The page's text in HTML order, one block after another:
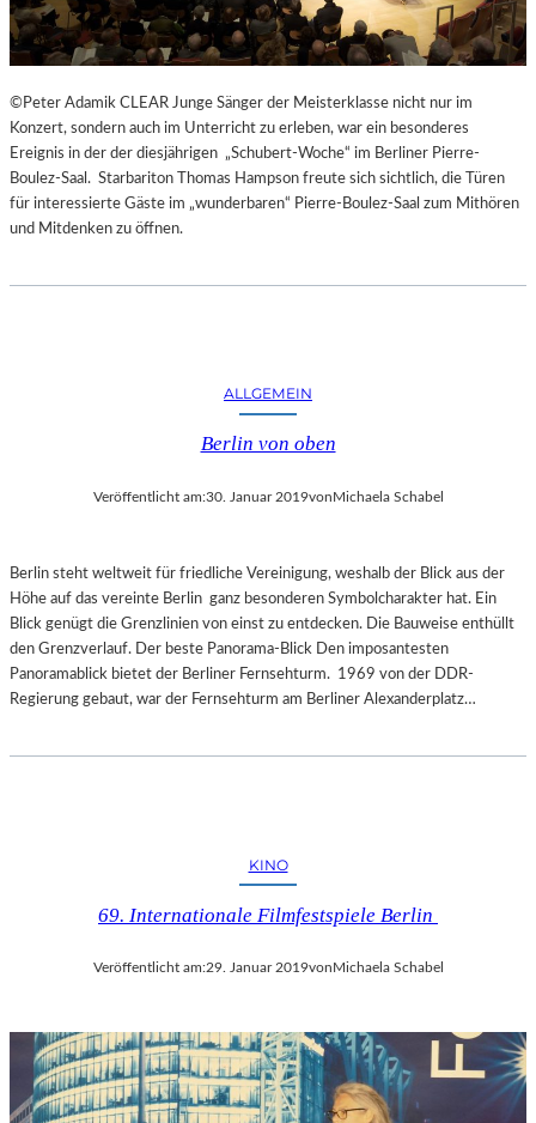
©Peter Adamik CLEAR Junge Sänger der Meisterklasse nicht nur im
Konzert, sondern auch im Unterricht zu erleben, war ein besonderes
Ereignis in der der diesjährigen „Schubert-Woche“ im Berliner Pierre-
Boulez-Saal. Starbariton Thomas Hampson freute sich sichtlich, die Türen
für interessierte Gäste im „wunderbaren“ Pierre-Boulez-Saal zum Mithören
und Mitdenken zu öffnen.
ALLGEMEIN
Berlin von oben
Veröffentlicht am:30. Januar 2019vonMichaela Schabel
Berlin steht weltweit für friedliche Vereinigung, weshalb der Blick aus der
Höhe auf das vereinte Berlin ganz besonderen Symbolcharakter hat. Ein
Blick genügt die Grenzlinien von einst zu entdecken. Die Bauweise enthüllt
den Grenzverlauf. Der beste Panorama-Blick Den imposantesten
Panoramablick bietet der Berliner Fernsehturm. 1969 von der DDR-
Regierung gebaut, war der Fernsehturm am Berliner Alexanderplatz…
KINO
69. Internationale Filmfestspiele Berlin
Veröffentlicht am:29. Januar 2019vonMichaela Schabel